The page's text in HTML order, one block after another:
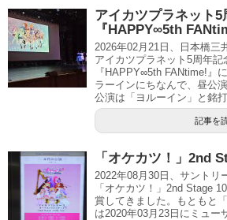
アイカツプラネット5
『HAPPY∞5th
2026年02月21日、日本橋三
アイカツプラネット5周年記
『HAPPY∞5th FANtime!』
ラーインにちなんで、昼公
公演は「ヨルーイン」と銘
記事を
「オケカツ！」2nd
2022年08月30日、サントリ
「オケカツ！」2nd Stage
賞してきました。もともと
は2020年03月23日にミュー